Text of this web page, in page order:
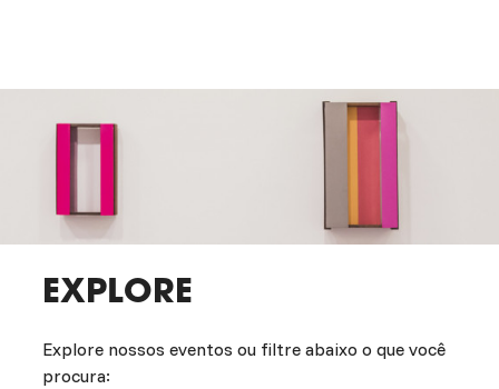
EXPLORE
Explore nossos eventos ou filtre abaixo o que você
procura: